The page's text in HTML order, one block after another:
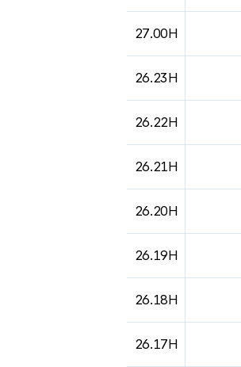
27.00H
26.23H
26.22H
26.21H
26.20H
26.19H
26.18H
26.17H